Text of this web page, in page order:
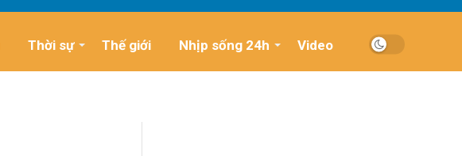
Thời sự Thế giới Nhịp sống 24h Video